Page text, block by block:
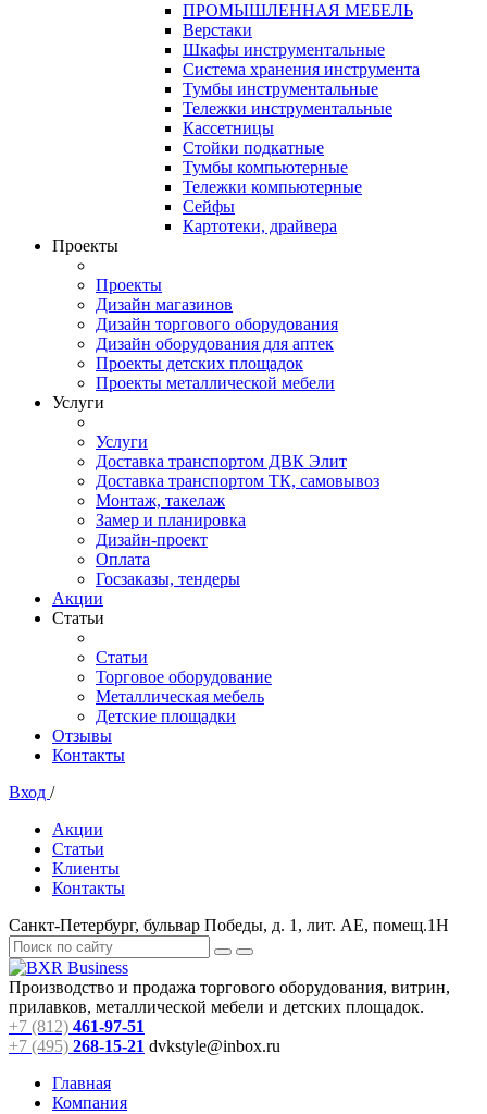
ПРОМЫШЛЕННАЯ МЕБЕЛЬ
Верстаки
Шкафы инструментальные
Система хранения инструмента
Тумбы инструментальные
Тележки инструментальные
Кассетницы
Стойки подкатные
Тумбы компьютерные
Тележки компьютерные
Сейфы
Картотеки, драйвера
Проекты
Проекты
Дизайн магазинов
Дизайн торгового оборудования
Дизайн оборудования для аптек
Проекты детских площадок
Проекты металлической мебели
Услуги
Услуги
Доставка транспортом ДВК Элит
Доставка транспортом ТК, самовывоз
Монтаж, такелаж
Замер и планировка
Дизайн-проект
Оплата
Госзаказы, тендеры
Акции
Статьи
Статьи
Торговое оборудование
Металлическая мебель
Детские площадки
Отзывы
Контакты
Вход /
Акции
Статьи
Клиенты
Контакты
Санкт-Петербург, бульвар Победы, д. 1, лит. АЕ, помещ.1Н
Производство и продажа торгового оборудования, витрин,
прилавков, металлической мебели и детских площадок.
+7 (812) 461-97-51
+7 (495) 268-15-21 dvkstyle@inbox.ru
Главная
Компания